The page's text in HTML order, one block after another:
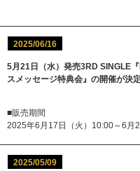
2025/06/16
5月21日（水）発売3RD SINGLE
スメッセージ特典会』の開催が決定
■販売期間
2025年6月17日（火）10:00～6月
2025/05/09